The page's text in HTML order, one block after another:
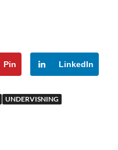
Pin LinkedIn
UNDERVISNING